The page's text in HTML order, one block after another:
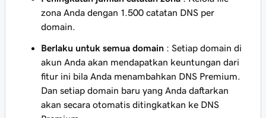
zona Anda dengan 1.500 catatan DNS per
domain.
Berlaku untuk semua domain : Setiap domain di
akun Anda akan mendapatkan keuntungan dari
fitur ini bila Anda menambahkan DNS Premium.
Dan setiap domain baru yang Anda daftarkan
akan secara otomatis ditingkatkan ke DNS